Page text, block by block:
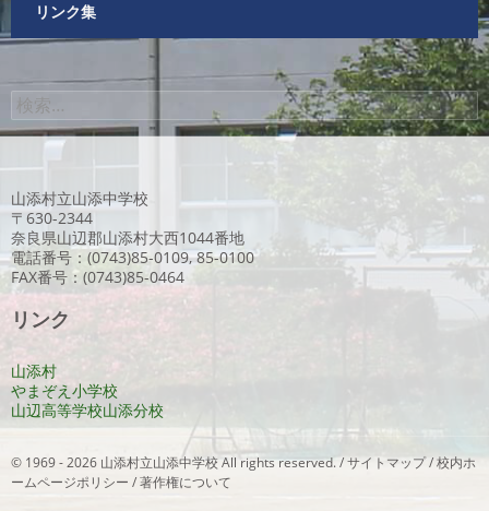
リンク集
検
索:
山添村立山添中学校
〒630-2344
奈良県山辺郡山添村大西1044番地
電話番号：(0743)85-0109, 85-0100
FAX番号：(0743)85-0464
リンク
山添村
やまぞえ小学校
山辺高等学校山添分校
© 1969 - 2026 山添村立山添中学校 All rights reserved. /サイトマップ/校内ホ
ームページポリシー /著作権について